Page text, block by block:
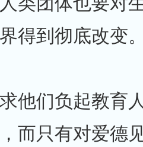
得到彻底改变
他们负起教育
而只有对爱德